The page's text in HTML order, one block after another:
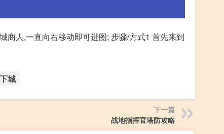
商人,一直向右移动即可进图; 步骤/方式1 首先来到
城
下一篇
战地指挥官塔防攻略